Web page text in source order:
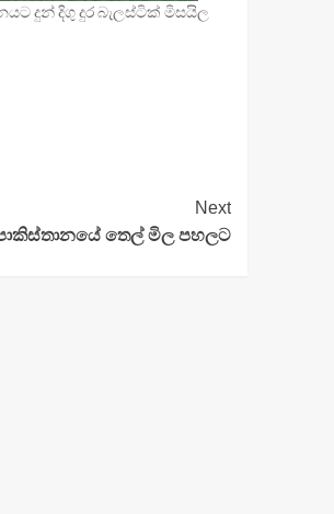
දුන් දිගු දුර බැලස්ටික් මිසයිල
Next
තෙල් මිල පහලට